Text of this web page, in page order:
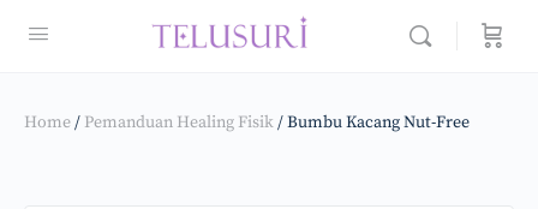
Home/ Pemanduan Healing Fisik/ Bumbu Kacang Nut-Free